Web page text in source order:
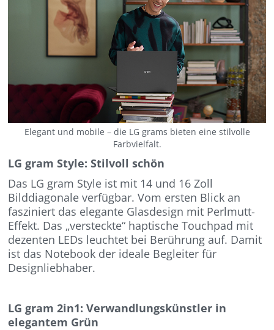
Elegant und mobile – die LG grams bieten eine stilvolle
Farbvielfalt.
LG gram Style: Stilvoll schön
Das LG gram Style ist mit 14 und 16 Zoll
Bilddiagonale verfügbar. Vom ersten Blick an
fasziniert das elegante Glasdesign mit Perlmutt-
Effekt. Das „versteckte“ haptische Touchpad mit
dezenten LEDs leuchtet bei Berührung auf. Damit
ist das Notebook der ideale Begleiter für
Designliebhaber.
LG gram 2in1: Verwandlungskünstler in
elegantem Grün